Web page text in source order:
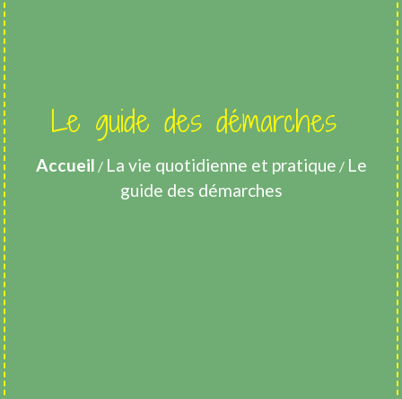
Le guide des démarches
Accueil / La vie quotidienne et pratique / Le
guide des démarches